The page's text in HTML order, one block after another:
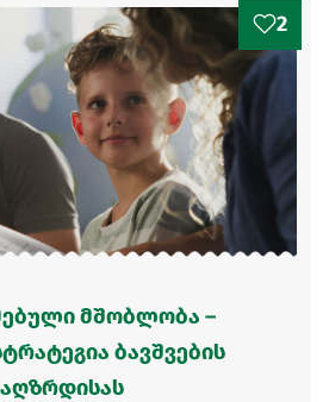
2
მშობლობა –
ბავშვების
აღზრდისას